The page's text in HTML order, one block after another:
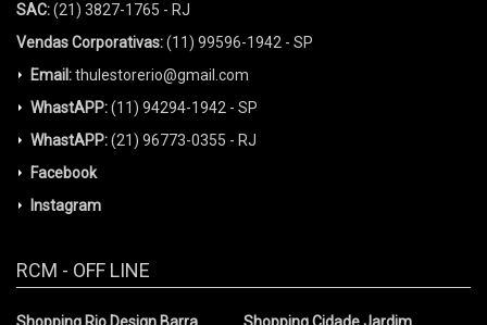
SAC:(21) 3827-1765 - RJ
Vendas Corporativas:(11) 99596-1942 - SP
Email:thulestorerio@gmail.com
WhastAPP:(11) 94294-1942 - SP
WhastAPP:(21) 96773-0355 - RJ
Facebook
Instagram
RCM - OFF LINE